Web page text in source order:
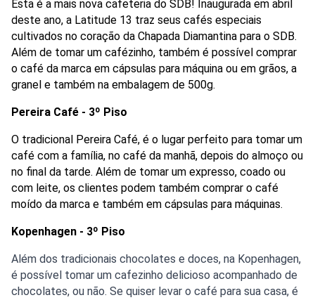
Esta é a mais nova cafeteria do SDB! Inaugurada em abril
deste ano, a Latitude 13 traz seus cafés especiais
cultivados no coração da Chapada Diamantina para o SDB.
Além de tomar um cafézinho, também é possível comprar
o café da marca em cápsulas para máquina ou em grãos, a
granel e também na embalagem de 500g.
Pereira Café - 3º Piso
O tradicional Pereira Café, é o lugar perfeito para tomar um
café com a família, no café da manhã, depois do almoço ou
no final da tarde. Além de tomar um expresso, coado ou
com leite, os clientes podem também comprar o café
moído da marca e também em cápsulas para máquinas.
Kopenhagen - 3º Piso
Além dos tradicionais chocolates e doces, na Kopenhagen,
é possível tomar um cafezinho delicioso acompanhado de
chocolates, ou não. Se quiser levar o café para sua casa, é